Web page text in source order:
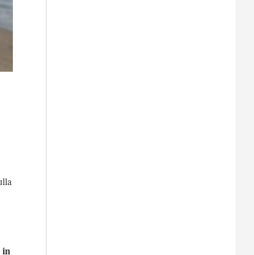
in